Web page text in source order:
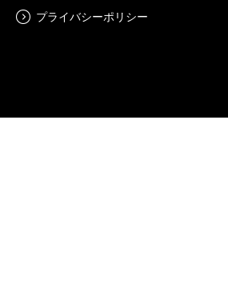
プライバシーポリシー